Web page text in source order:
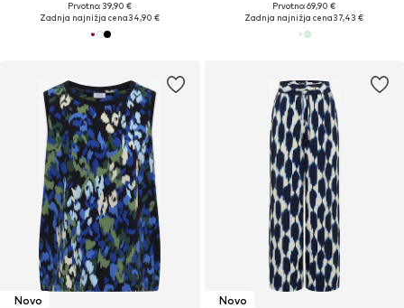
Prvotno: 39,90 €
Zadnja najnižja cena34,90 €
Prvotno: 69,90 €
Zadnja najnižja cena37,43 €
Novo Novo